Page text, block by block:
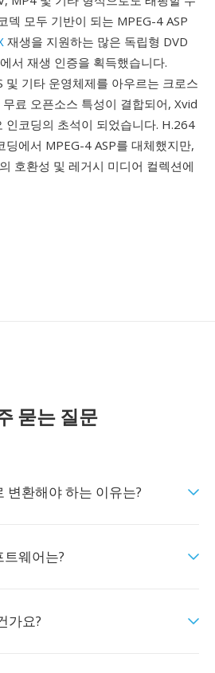
덱 모두 기반이 되는 MPEG-4 ASP
재생을 지원하는 많은 독립형 DVD
서 재생 인증을 획득했습니다.
및 기타 운영체제를 아우르는 크로스
료 오픈소스 특성이 결합되어, Xvid
인코딩의 초석이 되었습니다. H.264
에서 MPEG-4 ASP를 대체했지만,
호환성 및 레거시 미디어 컬렉션에
묻는 질문
변환해야 하는 이유는?
웨어는?
가요?